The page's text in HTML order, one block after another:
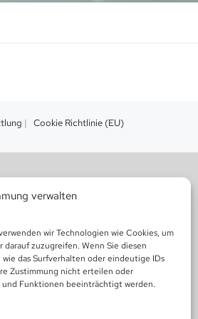
verwalten
wir Technologien wie Cookies, um
zuzugreifen. Wenn Sie diesen
das Surfverhalten oder eindeutige IDs
Zustimmung nicht erteilen oder
Funktionen beeinträchtigt werden.
| Cookie Richtlinie (EU)